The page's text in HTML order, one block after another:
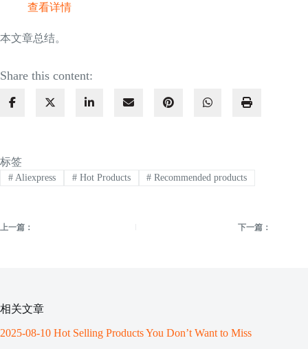
查看详情
本文章总结。
Share this content:
标签
#Aliexpress #Hot Products # Recommended products
上一篇： 下一篇：
相关文章
2025-08-10 Hot Selling Products You Don’t Want to Miss